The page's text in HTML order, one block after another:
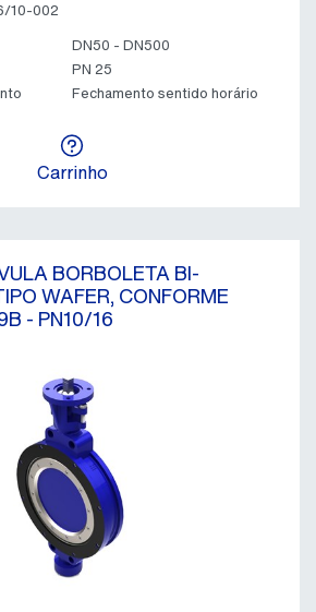
10-002
DN50 - DN500
PN 25
Fechamento sentido horário
Carrinho
BORBOLETA BI-
WAFER, CONFORME
- PN10/16